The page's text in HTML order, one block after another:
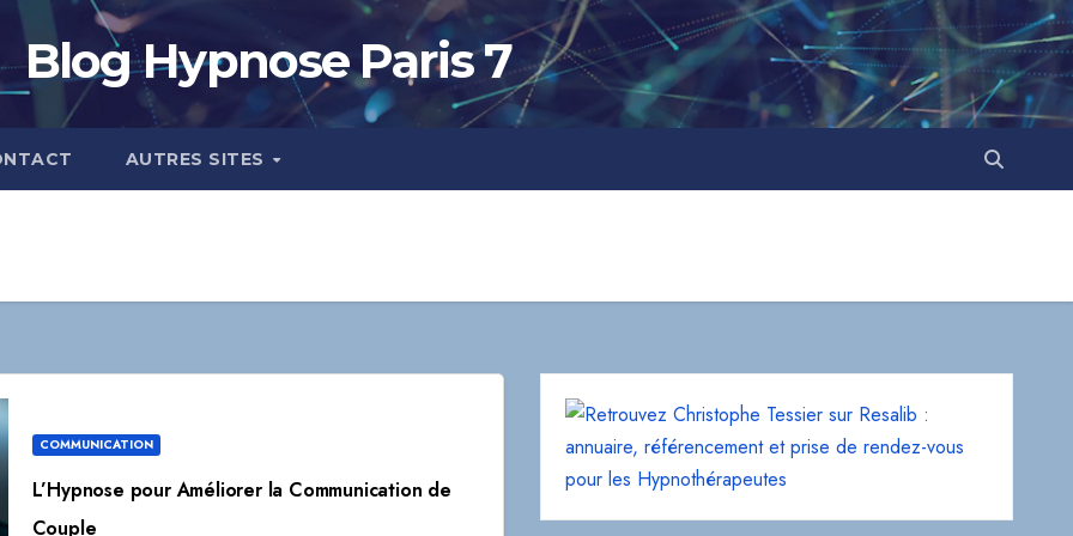
Blog Hypnose Paris 7
AUTRES SITES
COMMUNICATION
L’Hypnose pour Améliorer la Communication de
Couple